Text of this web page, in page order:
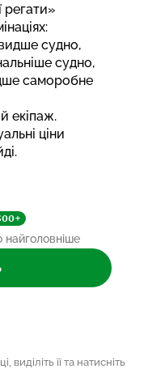
регати»
судно,
судно,
саморобне
екіпаж.
ціни
найголовніше
її та натисніть